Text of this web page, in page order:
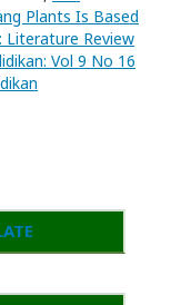
Plants Is Based
Literature Review
Vol 9 No 16